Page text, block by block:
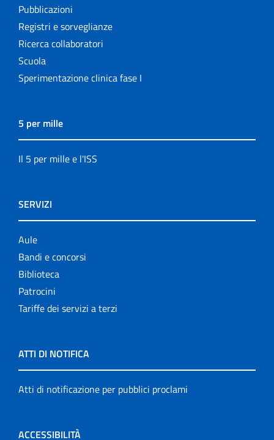
Pubblicazioni
Registri e sorveglianze
Ricerca collaboratori
Scuola
Sperimentazione clinica fase I
5 per mille
Il 5 per mille e l'ISS
SERVIZI
Aule
Bandi e concorsi
Biblioteca
Patrocini
Tariffe dei servizi a terzi
ATTI DI NOTIFICA
Atti di notificazione per pubblici proclami
ACCESSIBILITÀ